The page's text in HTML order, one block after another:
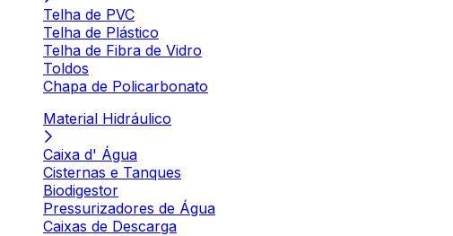
Telha de PVC
Telha de Plástico
Telha de Fibra de Vidro
Toldos
Chapa de Policarbonato
Material Hidráulico
Caixa d' Água
Cisternas e Tanques
Biodigestor
Pressurizadores de Água
Caixas de Descarga